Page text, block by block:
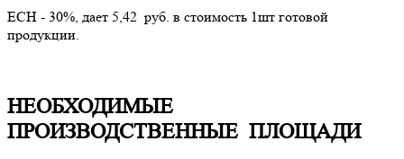
ЕСН - 30%, дает 5,42 руб. в стоимость 1шт готовой
продукции.
НЕОБХОДИМЫЕ
ПРОИЗВОДСТВЕННЫЕ ПЛОЩАДИ